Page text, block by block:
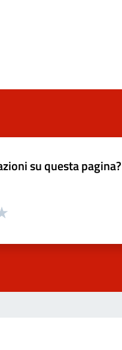
su questa pagina?